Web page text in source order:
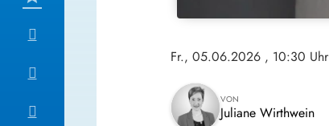
Fr., 05.06.2026 , 10:30 Uhr
VON
Juliane Wirthwein